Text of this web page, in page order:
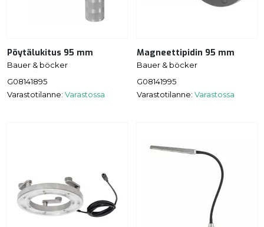
Pöytälukitus 95 mm
Bauer & böcker
G08141895
Varastotilanne: Varastossa
Magneettipidin 95 mm
Bauer & böcker
G08141995
Varastotilanne: Varastossa